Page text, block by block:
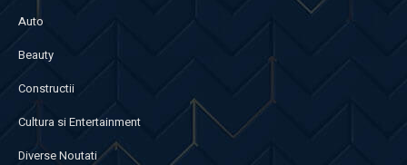
Auto
Beauty
Constructii
Cultura si Entertainment
Diverse Noutati